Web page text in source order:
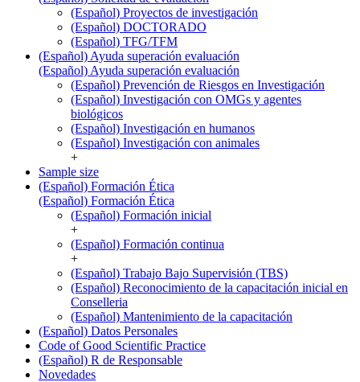
(Español) Proyectos de investigación
(Español) DOCTORADO
(Español) TFG/TFM
(Español) Ayuda superación evaluación
(Español) Ayuda superación evaluación
(Español) Prevención de Riesgos en Investigación
(Español) Investigación con OMGs y agentes
biológicos
(Español) Investigación en humanos
(Español) Investigación con animales
+
Sample size
(Español) Formación Ética
(Español) Formación Ética
(Español) Formación inicial
+
(Español) Formación continua
+
(Español) Trabajo Bajo Supervisión (TBS)
(Español) Reconocimiento de la capacitación inicial en
Conselleria
(Español) Mantenimiento de la capacitación
(Español) Datos Personales
Code of Good Scientific Practice
(Español) R de Responsable
Novedades